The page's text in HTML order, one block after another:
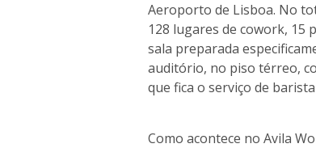
Aeroporto de Lisboa. No
128 lugares de cowork, 15
sala preparada
auditório, no piso térreo,
que fica o serviço de
Como acontece no Avila